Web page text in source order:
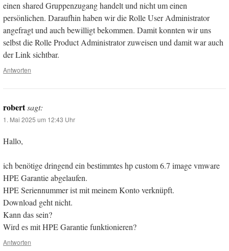
einen shared Gruppenzugang handelt und nicht um einen
persönlichen. Daraufhin haben wir die Rolle User Administrator
angefragt und auch bewilligt bekommen. Damit konnten wir uns
selbst die Rolle Product Administrator zuweisen und damit war auch
der Link sichtbar.
Antworten
robertsagt:
1. Mai 2025 um 12:43 Uhr
Hallo,
ich benötige dringend ein bestimmtes hp custom 6.7 image vmware
HPE Garantie abgelaufen.
HPE Seriennummer ist mit meinem Konto verknüpft.
Download geht nicht.
Kann das sein?
Wird es mit HPE Garantie funktionieren?
Antworten